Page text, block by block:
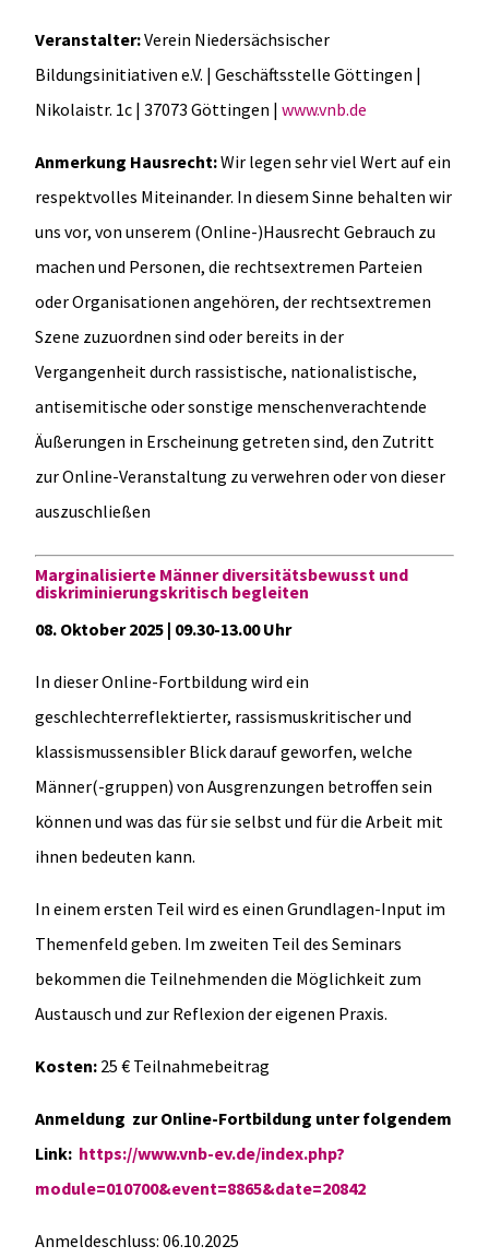
Veranstalter:Verein Niedersächsischer
Bildungsinitiativen e.V. | Geschäftsstelle Göttingen |
Nikolaistr. 1c | 37073 Göttingen | www.vnb.de
Anmerkung Hausrecht:Wir legen sehr viel Wert auf ein
respektvolles Miteinander. In diesem Sinne behalten wir
uns vor, von unserem (Online-)Hausrecht Gebrauch zu
machen und Personen, die rechtsextremen Parteien
oder Organisationen angehören, der rechtsextremen
Szene zuzuordnen sind oder bereits in der
Vergangenheit durch rassistische, nationalistische,
antisemitische oder sonstige menschenverachtende
Äußerungen in Erscheinung getreten sind, den Zutritt
zur Online-Veranstaltung zu verwehren oder von dieser
auszuschließen
Marginalisierte Männer diversitätsbewusst und
diskriminierungskritisch begleiten
08. Oktober 2025 | 09.30-13.00 Uhr
In dieser Online-Fortbildung wird ein
geschlechterreflektierter, rassismuskritischer und
klassismussensibler Blick darauf geworfen, welche
Männer(-gruppen) von Ausgrenzungen betroffen sein
können und was das für sie selbst und für die Arbeit mit
ihnen bedeuten kann.
In einem ersten Teil wird es einen Grundlagen-Input im
Themenfeld geben. Im zweiten Teil des Seminars
bekommen die Teilnehmenden die Möglichkeit zum
Austausch und zur Reflexion der eigenen Praxis.
Kosten: 25 € Teilnahmebeitrag
Anmeldung zur Online-Fortbildung unter folgendem
Link: https://www.vnb-ev.de/index.php?
module=010700&event=8865&date=20842
Anmeldeschluss: 06.10.2025